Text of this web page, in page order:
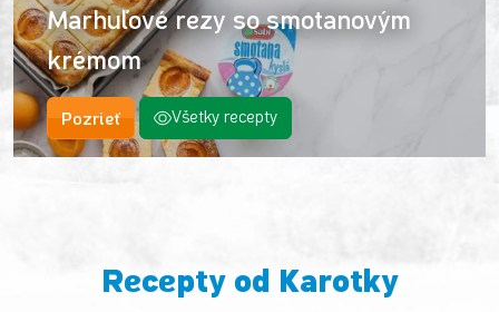
Marhuľové rezy so smotanovým
krémom
Pozrieť Všetky recepty
Recepty od Karotky